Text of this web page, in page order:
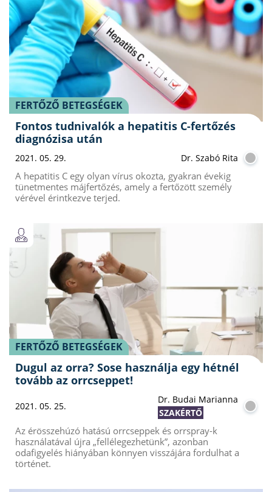
FERTŐZŐ BETEGSÉGEK
Fontos tudnivalók a hepatitis C-fertőzés
diagnózisa után
2021. 05. 29. Dr. Szabó Rita
A hepatitis C egy olyan vírus okozta, gyakran évekig
tünetmentes májfertőzés, amely a fertőzött személy
vérével érintkezve terjed.
FERTŐZŐ BETEGSÉGEK
Dugul az orra? Sose használja egy hétnél
tovább az orrcseppet!
2021. 05. 25.
Dr. Budai Marianna
SZAKÉRTŐ
Az érösszehúzó hatású orrcseppek és orrspray-k
használatával újra „fellélegezhetünk”, azonban
odafigyelés hiányában könnyen visszájára fordulhat a
történet.